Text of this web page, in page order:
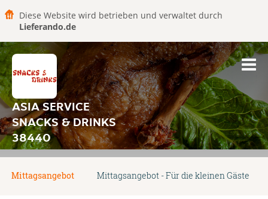
Diese Website wird betrieben und verwaltet durch
Lieferando.de
ASIA SERVICE
SNACKS & DRINKS
38440
Mittagsangebot Mittagsangebot - Für die kleinen Gäste